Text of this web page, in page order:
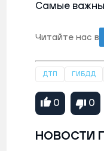
Самые
Читайте нас в
ДТП ГИБДД
0 0
НОВОСТИ